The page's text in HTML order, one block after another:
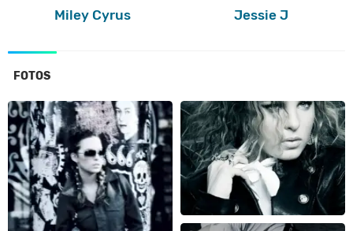
Miley Cyrus Jessie J
FOTOS